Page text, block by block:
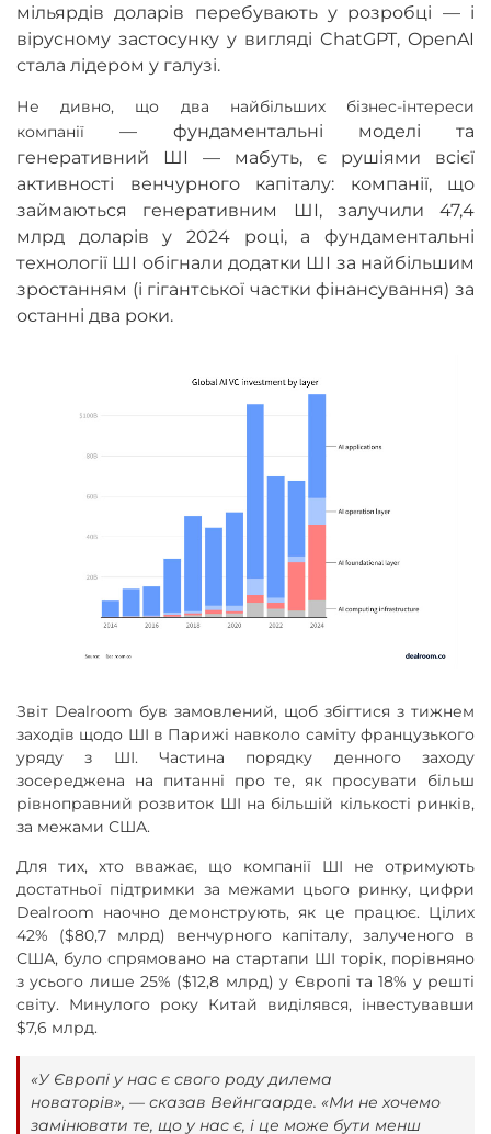
мільярдів доларів перебувають у розробці —і
вірусному застосунку у вигляді ChatGPT, OpenAI
стала лідером у галузі.
Не дивно, що два найбільших бізнес-інтереси
компанії— фундаментальні моделі та
генеративний ШІ — мабуть, є рушіями всієї
активності венчурного капіталу: компанії, що
займаються генеративним ШІ, залучили 47,4
млрд доларів у 2024 році, а фундаментальні
технології ШІ обігнали додатки ШІ за найбільшим
зростанням (і гігантської частки фінансування) за
останні два роки.
Звіт Dealroom був замовлений, щоб збігтися з тижнем
заходів щодо ШІ в Парижі навколо саміту французького
уряду з ШІ. Частина порядку денного заходу
зосереджена на питанні про те, як просувати більш
рівноправний розвиток ШІ на більшій кількості ринків,
за межами США.
Для тих, хто вважає, що компанії ШІ не отримують
достатньої підтримки за межами цього ринку, цифри
Dealroom наочно демонструють, як це працює. Цілих
42% ($80,7 млрд) венчурного капіталу, залученого в
США, було спрямовано на стартапи ШІ торік, порівняно
з усього лише 25% ($12,8 млрд) у Європі та 18% у решті
світу. Минулого року Китай виділявся, інвестувавши
$7,6 млрд.
«У Європі у нас є свого роду дилема
новаторів», — сказав Вейнгаарде. «Ми не хочемо
замінювати те, що у нас є, і це може бути менш